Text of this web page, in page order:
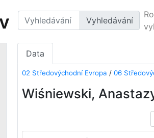
Vyhledávání
Data
02 Středovýchodní Evropa / 06
Wiśniewski,